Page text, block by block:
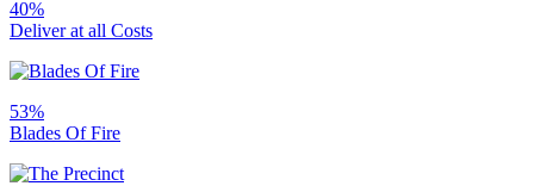
40%
Deliver at all Costs
53%
Blades Of Fire